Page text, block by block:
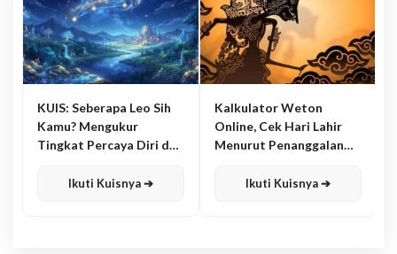
KUIS: Seberapa Leo Sih
Kamu? Mengukur
Tingkat Percaya Diri dan
Ikuti Kuisnya ➔
Kalkulator Weton
Online, Cek Hari Lahir
Menurut Penanggalan
Ikuti Kuisnya ➔